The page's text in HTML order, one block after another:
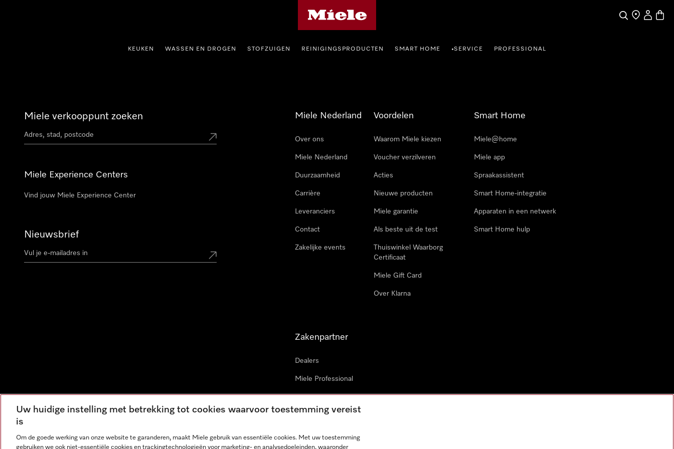
Wat zoek je?
Dealer zoeken
Mijn
KEUKEN WASSEN EN DROGEN STOFZUIGEN REINIGINGSPRODUCTEN SMART HOME •SERVICE PROFESSIONAL
Miele verkooppunt zoeken
Miele Experience Centers
Vind jouw Miele Experience Center
Nieuwsbrief
Miele Nederland
Over ons
Miele Nederland
Duurzaamheid
Carrière
Leveranciers
Contact
Zakelijke events
Voordelen
Waarom Miele kiezen
Voucher verzilveren
Acties
Nieuwe producten
Miele garantie
Als beste uit de test
Thuiswinkel Waarborg
Certificaat
Miele Gift Card
Over Klarna
Smart Home
Miele@home
Miele app
Spraakassistent
Smart Home-integratie
Apparaten in een netwerk
Smart Home hulp
Zakenpartner
Dealers
Miele Professional
Miele in projecten
Miele Marine
Uw huidige instelling met betrekking tot cookies waarvoor toestemming vereist
is
Om de goede werking van onze website te garanderen, maakt Miele gebruik van essentiële cookies. Met uw toestemming
gebruiken we ook niet-essentiële cookies en trackingtechnologieën voor marketing- en analysedoeleinden, waaronder